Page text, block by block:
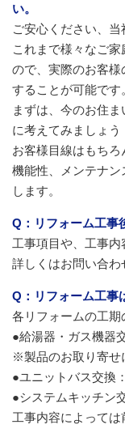
い。
ご安心ください、当
これまで様々なご
ので、実際のお客
することが可能です
まずは、今のお住
に考えてみましょう
お客様目線はもち
機能性、メンテナ
します。
Q：リフォーム工事
工事項目や、工事内
詳しくはお問い合わ
Q：リフォーム工事
各リフォームの工期
●給湯器・ガス機器
※製品のお取り寄せ
●ユニットバス交換
●システムキッチン
工事内容によって